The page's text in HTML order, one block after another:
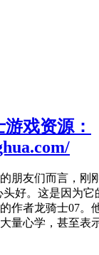
戏资源：
朋友们而言，刚
好。这是因为它
作者龙骑士07。
量心学，甚至表